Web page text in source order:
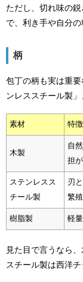
ただし、切れ味の
で、利き手や自分
柄
包丁の柄も実は重
ンレススチール製
素材 特徴
木製
自
担
ステンレスス
チール製
刃
繁
樹脂製 軽
見た目で言うなら
スチール製は西洋チ